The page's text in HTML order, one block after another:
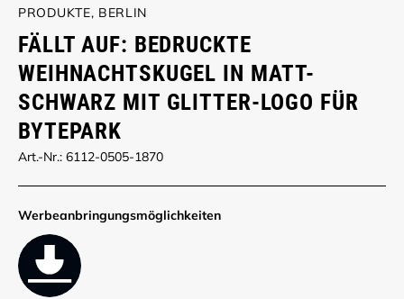
PRODUKTE, BERLIN
FÄLLT AUF: BEDRUCKTE
WEIHNACHTSKUGEL IN MATT-
SCHWARZ MIT GLITTER-LOGO FÜR
BYTEPARK
Art.-Nr.: 6112-0505-1870
Werbe­anbringungs­möglich­keiten